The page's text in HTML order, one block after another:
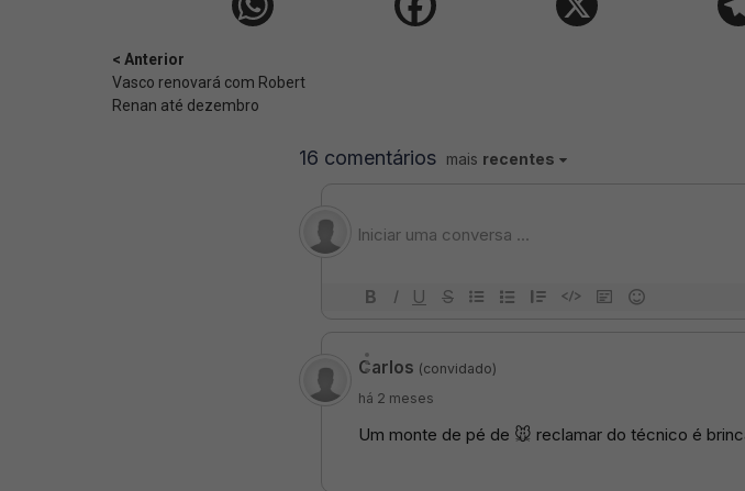
< Anterior
Vasco renovará com Robert
Renan até dezembro